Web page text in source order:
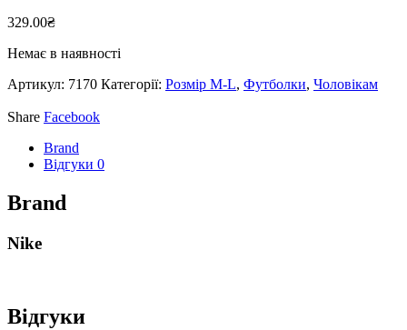
329.00₴
Немає в наявності
Артикул: 7170 Категорії: Розмір M-L, Футболки, Чоловікам
Share Facebook
Brand
Відгуки 0
Brand
Nike
Відгуки